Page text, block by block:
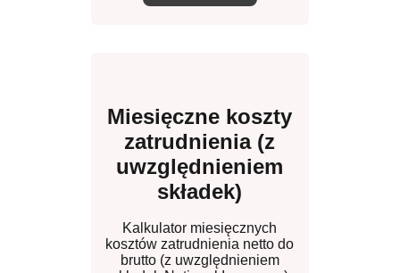
Miesięczne koszty
zatrudnienia (z
uwzględnieniem
składek)
Kalkulator miesięcznych
kosztów zatrudnienia netto do
brutto (z uwzględnieniem